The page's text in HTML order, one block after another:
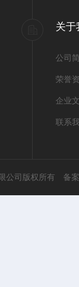
关于
公司
荣誉
企业
联系
公司版权所有 备